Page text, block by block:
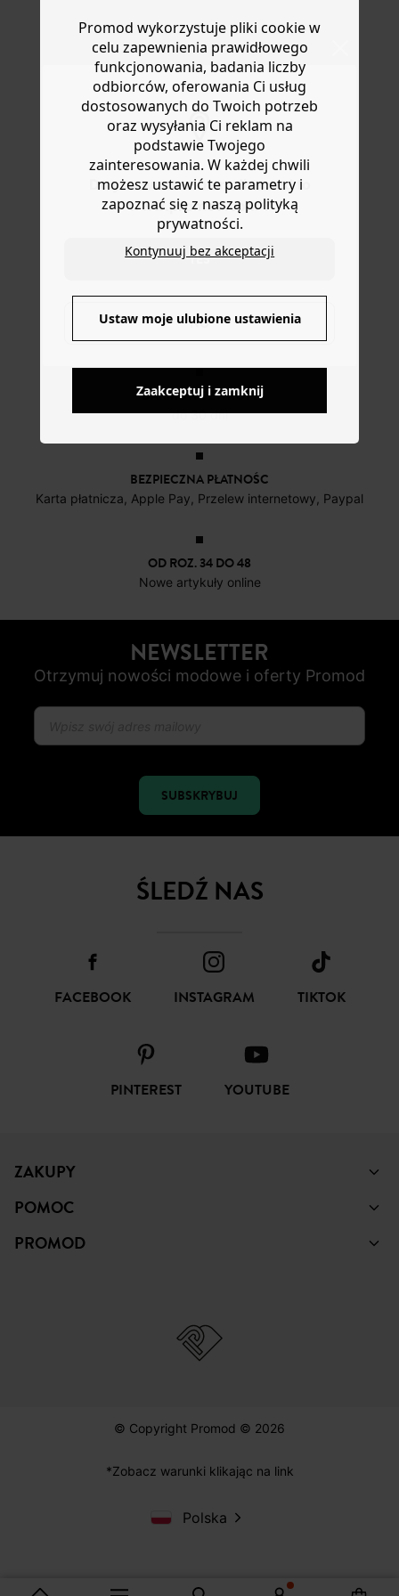
Do you want to be redirected to
www.promod.com ?
YES
NO
lub wymianę.
Dzianina wzbogacona wełną: jest naprawdę ciepły!
Krótki, prosty krój. Kaptur ze sznurkiem. Zapięcie na
zamek na całej długości. Lekko obniżona linia ramion.
Długie rękawy. Ściągacze. Ten damski kardigan zawiera
włókna pochodzące z recyklingu.
DOSTAWA DO PACZKOMATÓW
4 do 6 dni roboczych
DARMOWE ZWROTY
do 30 dni
BEZPIECZNA PŁATNOŚC
Karta płatnicza, Apple Pay, Przelew internetowy, Paypal
OD ROZ. 34 DO 48
Nowe artykuły online
NEWSLETTER
Otrzymuj nowości modowe i oferty Promod
SUBSKRYBUJ
ŚLEDŹ NAS
FACEBOOK INSTAGRAM TIKTOK
PINTEREST YOUTUBE
ZAKUPY
POMOC
PROMOD
© Copyright Promod © 2026
*Zobacz warunki klikając na link
Polska
Promod wykorzystuje pliki cookie w
celu zapewnienia prawidłowego
funkcjonowania, badania liczby
odbiorców, oferowania Ci usług
dostosowanych do Twoich potrzeb
oraz wysyłania Ci reklam na
podstawie Twojego
zainteresowania. W każdej chwili
możesz ustawić te parametry i
zapoznać się z naszą polityką
prywatności.
Kontynuuj bez akceptacji
Ustaw moje ulubione ustawienia
Zaakceptuj i zamknij